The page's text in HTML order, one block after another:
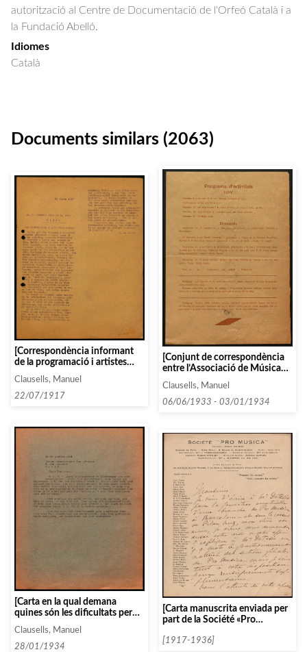
autorització al Centre de Documentació de l'Orfeó Català i a
la Fundació Abelló.
Idiomes
Català
Documents similars (2063)
[Correspondència informant
de la programació i artistes
contractats]
Clausells, Manuel
22/07/1917
[Conjunt de correspondència
entre l’Associació de Música
entitats que comencen amb la
lletra A, entre 1933 i 1934]
Clausells, Manuel
06/06/1933 - 03/01/1934
[Carta en la qual demana
quines són les dificultats per
fer venir a l’OSP a Barcelona]
Clausells, Manuel
28/01/1934
[Carta manuscrita enviada per
part de la Société «Pro
[1917-1936]